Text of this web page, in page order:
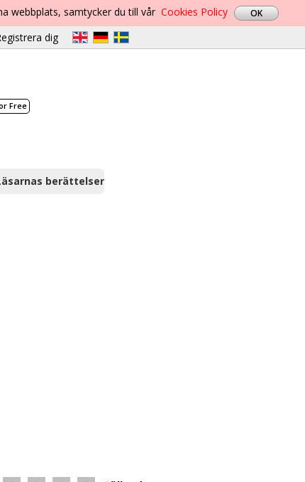
webbplats, samtycker du till vår Cookies Policy
dig
Free
berättelser